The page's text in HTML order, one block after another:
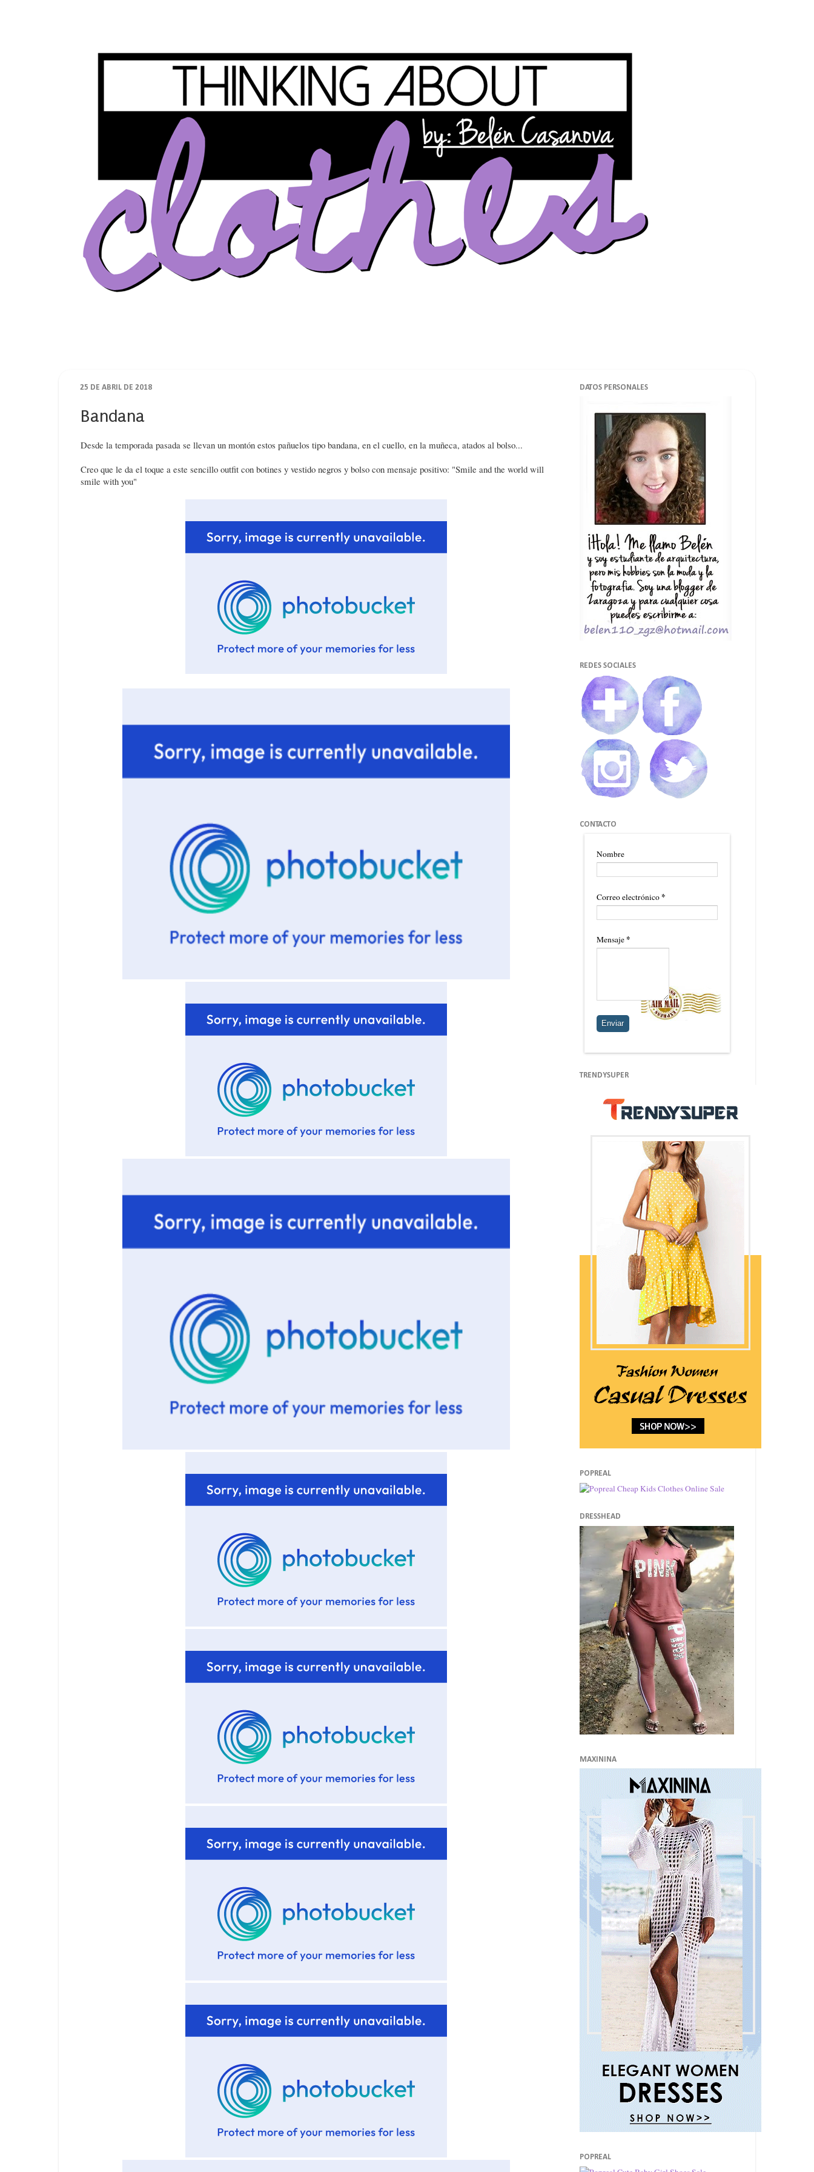
25 DE ABRIL DE 2018
Bandana
Desde la temporada pasada se llevan un montón estos pañuelos tipo bandana, en el cuello, en la muñeca, atados al bolso...
Creo que le da el toque a este sencillo outfit con botines y vestido negros y bolso con mensaje positivo: "Smile and the world will
smile with you"
DATOS PERSONALES
REDES SOCIALES
CONTACTO
Nombre
Correo electrónico*
Mensaje*
TRENDYSUPER
POPREAL
DRESSHEAD
MAXININA
POPREAL